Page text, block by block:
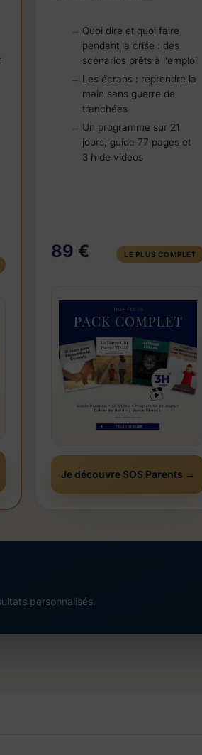
Quoi dire et quoi faire
pendant la crise : des
scénarios prêts à l’emploi
Les écrans : reprendre la
main sans guerre de
tranchées
Un programme sur 21
jours, guide 77 pages et
3 h de vidéos
89 € LE PLUS COMPLET
Je découvre SOS Parents →
personnalisés.